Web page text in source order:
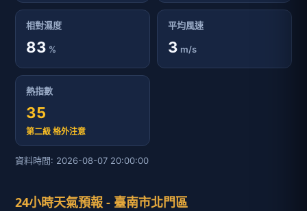
相對濕度
83 %
平均風速
3 m/s
熱指數
35
第二級 格外注意
資料時間: 2026-08-07 20:00:00
24小時天氣預報 - 臺南市北門區